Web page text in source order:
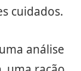
cuidados.
análise